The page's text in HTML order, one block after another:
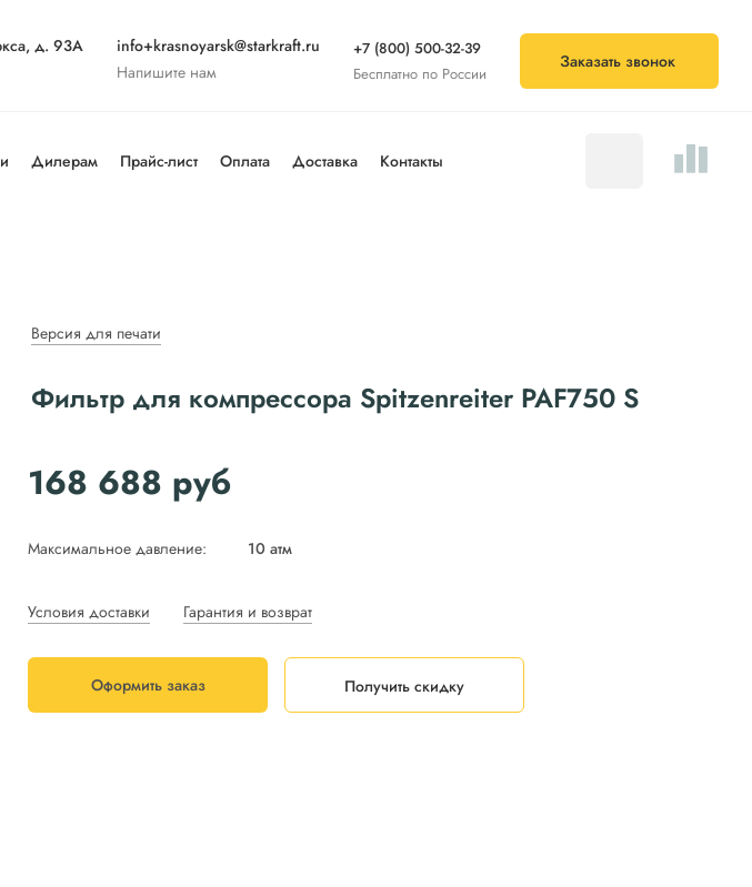
д. 93А
info+krasnoyarsk@starkraft.ru
Напишите нам
+7 (800) 500-32-39
Бесплатно по России
Заказать звонок
Дилерам Прайс-лист Оплата Доставка Контакты
Версия для печати
Фильтр для компрессора Spitzenreiter PAF750 S
168 688 руб
Максимальное давление: 10 атм
Условия доставки Гарантия и возврат
Оформить заказ Получить скидку